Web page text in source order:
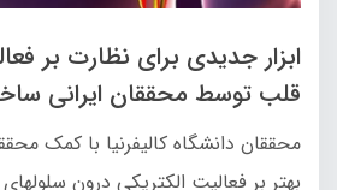
ابزار جدیدی برای نظارت بر
قلب توسط محققان ایرانی
محققان دانشگاه کالیفرنیا با کمک
بهتر بر فعالیت الکتریکی درون سلولهای